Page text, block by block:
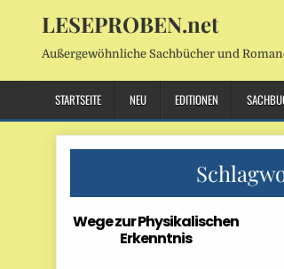
LESEPROBEN.net
Außergewöhnliche Sachbücher und
STARTSEITE NEU EDITIONEN
Wege zur Physikalischen
Erkenntnis